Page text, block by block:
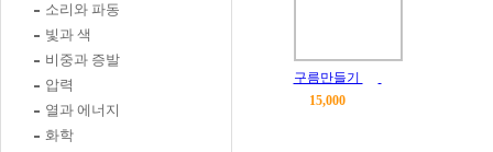
소리와 파동
빛과 색
비중과 증발
압력
열과 에너지
화학
구름만들기
15,000